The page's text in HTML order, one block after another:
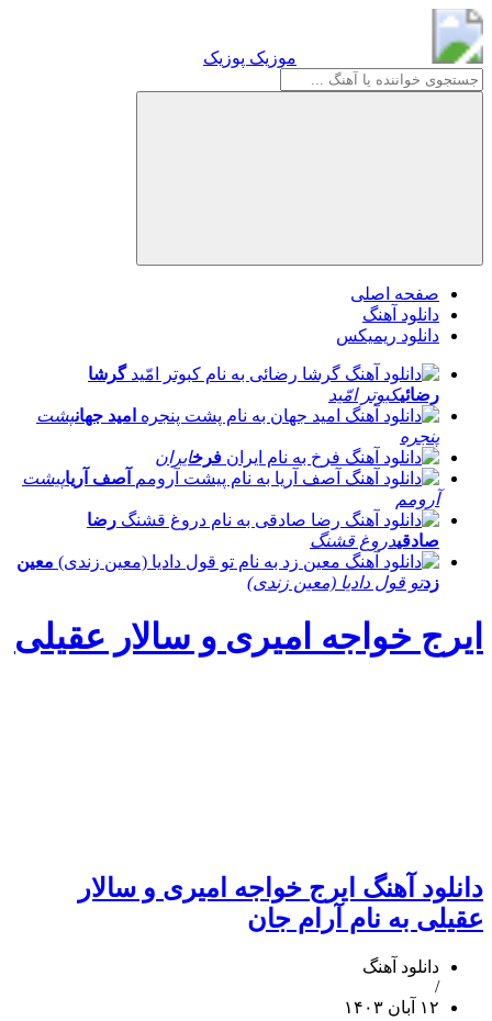
موزیک پوزیک
صفحه اصلی
دانلود آهنگ
دانلود ریمیکس
گرشا
رضائیکبوتر امّید
امید جهانپشت
پنجره
فرخایران
آصف آریاپیشت
آرومم
رضا
صادقیدروغ قشنگ
معین
زدتو قول دادیا (معین زندی)
ایرج خواجه امیری و سالار عقیلی
دانلود آهنگ ایرج خواجه امیری و سالار
عقیلی به نام آرام جان
دانلود آهنگ
/
۱۲ آبان ۱۴۰۳